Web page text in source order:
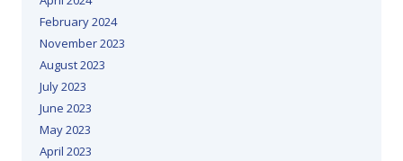
February 2024
November 2023
August 2023
July 2023
June 2023
May 2023
April 2023